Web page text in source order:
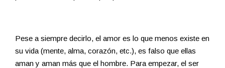
Pese a siempre decirlo, el amor es lo que menos existe en
su vida (mente, alma, corazón, etc.), es falso que ellas
aman y aman más que el hombre. Para empezar, el ser